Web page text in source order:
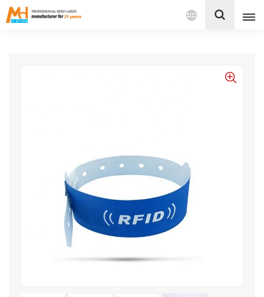
بالعربية
Português
بالعربية